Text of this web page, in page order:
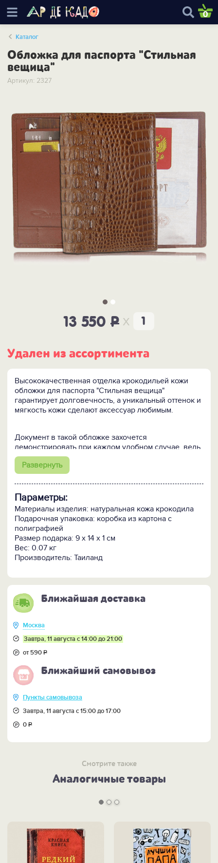
0
Каталог
Обложка для паспорта "Стильная
вещица"
Артикул: 2327
13 550 P x
Удален из ассортимента
Высококачественная отделка крокодильей кожи
обложки для паспорта "Стильная вещица"
гарантирует долговечность, а уникальный оттенок и
мягкость кожи сделают аксессуар любимым.
Документ в такой обложке захочется
демонстрировать при каждом удобном случае, ведь
все мы любим похвастать красивой вещью,
особенно, если она получена в подарок!
И это легко сделать – ведь аксессуар может служить
обложкой и для других документов, избавляя вас от
сложности хранения и транспортирования
паспортов.
Развернуть
Параметры:
Материалы изделия: натуральная кожа крокодила
Подарочная упаковка: коробка из картона с
полиграфией
Размер подарка: 9 x 14 х 1 см
Вес: 0.07 кг
Производитель: Таиланд
Ближайшая доставка
Москва
Завтра, 11 августа с 14:00 до 21:00
от 590Р
Ближайший самовывоз
Пункты самовывоза
Завтра, 11 августа с 15:00 до 17:00
0Р
Смотрите также
Аналогичные товары